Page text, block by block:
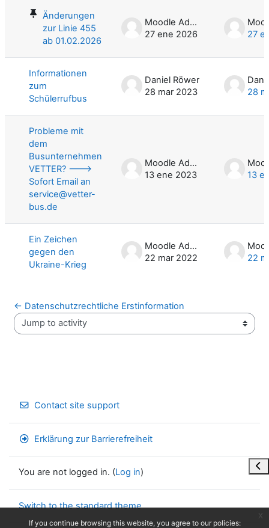
If you continue browsing this website, you agree to our policies:
Änderungen
zur Linie 455
ab 01.02.2026
Moodle Admin
27 ene 2026
27
Informationen
zum
Schülerrufbus
Daniel Röwer
28 mar 2023
28
Probleme mit
dem
Busunternehmen
VETTER? --->
Sofort Email an
service@vetter-
bus.de
Moodle Admin
13 ene 2023
13
Ein Zeichen
gegen den
Ukraine-Krieg
Moodle Admin
22 mar 2022
22
← Datenschutzrechtliche Erstinformation
Jump to activity
Contact site support
Erklärung zur Barrierefreiheit
You are not logged in. (Log in)
Switch to the standard theme